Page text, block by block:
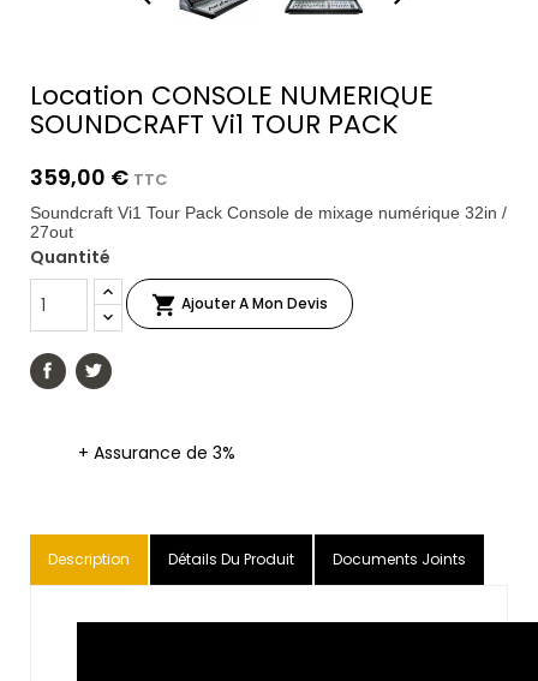
Location CONSOLE NUMERIQUE
SOUNDCRAFT Vi1 TOUR PACK
359,00 € TTC
Soundcraft Vi1 Tour Pack Console de mixage numérique 32in /
27out
Quantité
 Ajouter A Mon Devis
+ Assurance de 3%
Description Détails Du Produit Documents Joints